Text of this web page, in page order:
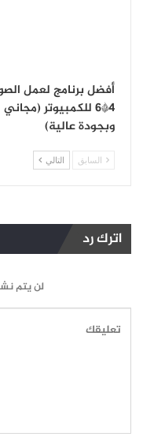
أفضل برنامج لعمل
4*6 للكمبيوتر (مجاني
وبجودة عالية)
السابق التالي
اترك رد
لن يتم